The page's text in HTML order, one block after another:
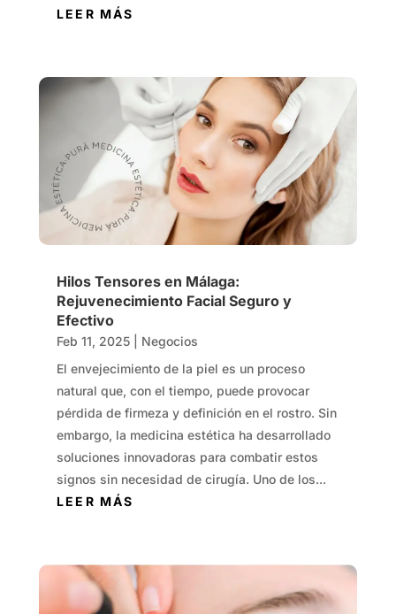
LEER MÁS
Hilos Tensores en Málaga:
Rejuvenecimiento Facial Seguro y
Efectivo
Feb 11, 2025| Negocios
El envejecimiento de la piel es un proceso
natural que, con el tiempo, puede provocar
pérdida de firmeza y definición en el rostro. Sin
embargo, la medicina estética ha desarrollado
soluciones innovadoras para combatir estos
signos sin necesidad de cirugía. Uno de los...
LEER MÁS